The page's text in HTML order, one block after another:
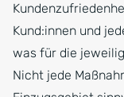
Kund:innen und
was für die
Nicht jede